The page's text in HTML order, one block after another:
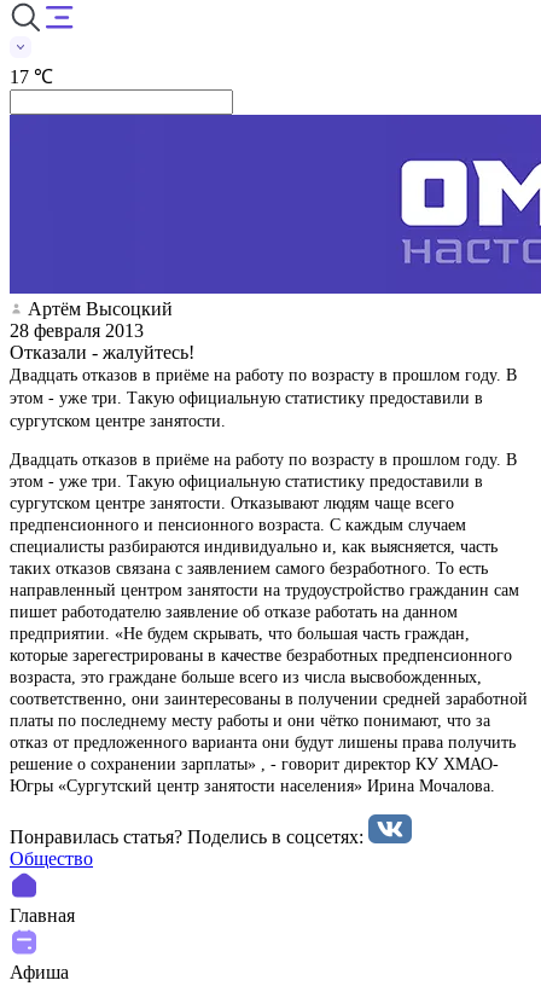
17 ℃
Артём Высоцкий
28 февраля 2013
Отказали - жалуйтесь!
Двадцать отказов в приёме на работу по возрасту в прошлом году. В
этом - уже три. Такую официальную статистику предоставили в
сургутском центре занятости.
Двадцать отказов в приёме на работу по возрасту в прошлом году. В
этом - уже три. Такую официальную статистику предоставили в
сургутском центре занятости. Отказывают людям чаще всего
предпенсионного и пенсионного возраста. С каждым случаем
специалисты разбираются индивидуально и, как выясняется, часть
таких отказов связана с заявлением самого безработного. То есть
направленный центром занятости на трудоустройство гражданин сам
пишет работодателю заявление об отказе работать на данном
предприятии. «Не будем скрывать, что большая часть граждан,
которые зарегестрированы в качестве безработных предпенсионного
возраста, это граждане больше всего из числа высвобожденных,
соответственно, они заинтересованы в получении средней заработной
платы по последнему месту работы и они чётко понимают, что за
отказ от предложенного варианта они будут лишены права получить
решение о сохранении зарплаты» , - говорит директор КУ ХМАО-
Югры «Сургутский центр занятости населения» Ирина Мочалова.
Понравилась статья? Поделиcь в соцсетях:
Общество
Главная
Афиша